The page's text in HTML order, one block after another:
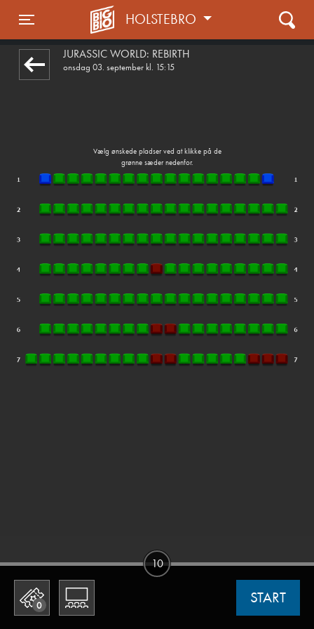
Toggle navigation
HOLSTEBRO
JURASSIC WORLD: REBIRTH
onsdag 03. september kl. 15:15
Vælg ønskede pladser ved at klikke på de
grønne sæder nedenfor.
0 START
10
1step-front02 100634